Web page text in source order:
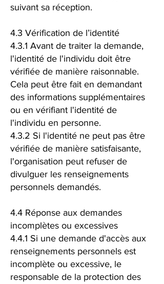
suivant sa réception.
4.3 Vérification de l’identité
4.3.1 Avant de traiter la demande,
l'identité de l'individu doit être
vérifiée de manière raisonnable.
Cela peut être fait en demandant
des informations supplémentaires
ou en vérifiant l'identité de
l'individu en personne.
4.3.2 Si l'identité ne peut pas être
vérifiée de manière satisfaisante,
l'organisation peut refuser de
divulguer les renseignements
personnels demandés.
4.4 Réponse aux demandes
incomplètes ou excessives
4.4.1 Si une demande d'accès aux
renseignements personnels est
incomplète ou excessive, le
responsable de la protection des